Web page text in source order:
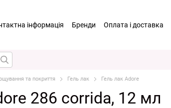
інформація Бренди Оплата і доставка
та покриття Гель лак Гель лак Adore
286 corrida, 12 мл